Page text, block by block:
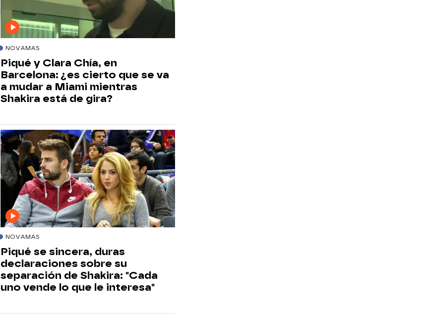
NOVAMAS
Piqué y Clara Chía, en
Barcelona: ¿es cierto que se va
a mudar a Miami mientras
Shakira está de gira?
NOVAMAS
Piqué se sincera, duras
declaraciones sobre su
separación de Shakira: "Cada
uno vende lo que le interesa"